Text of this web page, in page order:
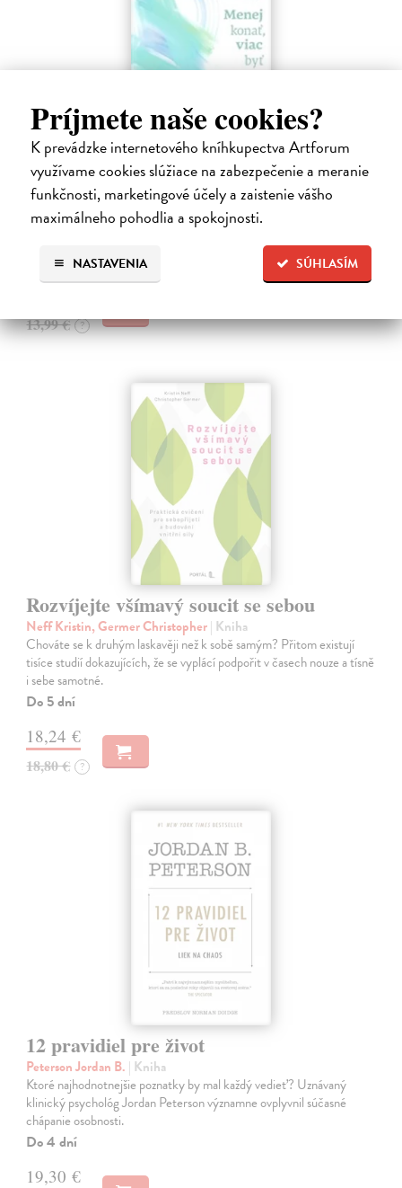
Príjmete naše cookies?
K prevádzke internetového kníhkupectva Artforum
využívame cookies slúžiace na zabezpečenie a meranie
funkčnosti, marketingové účely a zaistenie vášho
maximálneho pohodlia a spokojnosti.
SÚHLASÍM
NASTAVENIA
Menej konať, viac byť
Gajdošová Stanislava| Kniha
Strávila som roky vo väzení, žila som v zajatí výkonu. Vlastnú hodnotu
Dodávateľ nemá titul na sklade. Dodanie do cca. 30 dní.
13,99 € ?
Rozvíjejte všímavý soucit se sebou
Neff Kristin, Germer Christopher| Kniha
Chováte se k druhým laskavěji než k sobě samým? Přitom existují
tisíce studií dokazujících, že se vyplácí podpořit v časech nouze a tísně
i sebe samotné.
Do 5 dní
18,24 €
18,80 € ?
12 pravidiel pre život
Peterson Jordan B. | Kniha
Ktoré najhodnotnejšie poznatky by mal každý vedieť? Uznávaný
klinický psychológ Jordan Peterson významne ovplyvnil súčasné
chápanie osobnosti.
Do 4 dní
19,30 €